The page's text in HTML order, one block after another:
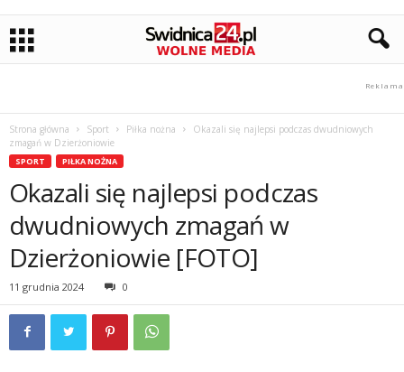
Strona główna Sport Piłka nożna
Okazali się najlepsi podczas dwudniowych
zmagań w Dzierżoniowie
SPORT PIŁKA NOŻNA
Okazali się najlepsi podczas
dwudniowych zmagań w
Dzierżoniowie [FOTO]
11 grudnia 2024 0